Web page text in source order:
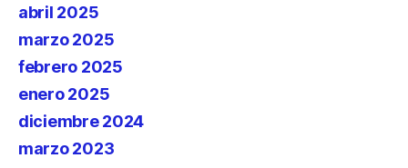
abril 2025
marzo 2025
febrero 2025
enero 2025
diciembre 2024
marzo 2023